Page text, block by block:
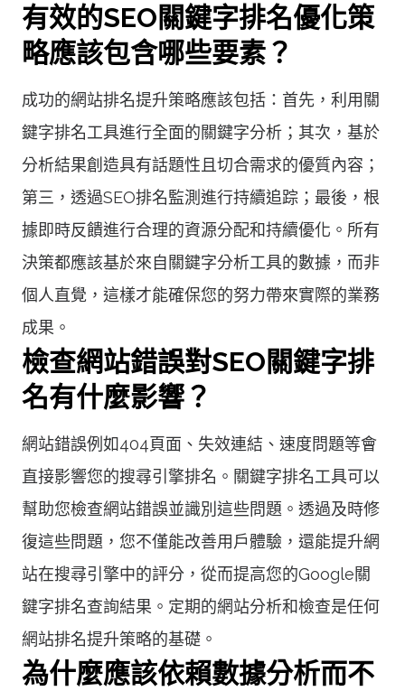
有效的SEO關鍵字排名優化策
略應該包含哪些要素？
成功的網站排名提升策略應該包括：首先，利用關
鍵字排名工具進行全面的關鍵字分析；其次，基於
分析結果創造具有話題性且切合需求的優質內容；
第三，透過SEO排名監測進行持續追踪；最後，根
據即時反饋進行合理的資源分配和持續優化。所有
決策都應該基於來自關鍵字分析工具的數據，而非
個人直覺，這樣才能確保您的努力帶來實際的業務
成果。
檢查網站錯誤對SEO關鍵字排
名有什麼影響？
網站錯誤例如404頁面、失效連結、速度問題等會
直接影響您的搜尋引擎排名。關鍵字排名工具可以
幫助您檢查網站錯誤並識別這些問題。透過及時修
復這些問題，您不僅能改善用戶體驗，還能提升網
站在搜尋引擎中的評分，從而提高您的Google關
鍵字排名查詢結果。定期的網站分析和檢查是任何
網站排名提升策略的基礎。
為什麼應該依賴數據分析而不